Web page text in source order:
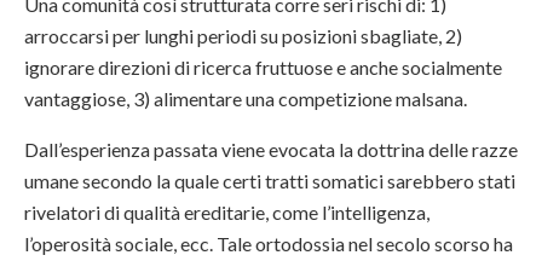
arroccarsi per lunghi periodi su posizioni sbagliate, 2)
ignorare direzioni di ricerca fruttuose e anche socialmente
vantaggiose, 3) alimentare una competizione malsana.
Dall’esperienza passata viene evocata la dottrina delle razze
umane secondo la quale certi tratti somatici sarebbero stati
rivelatori di qualità ereditarie, come l’intelligenza,
l’operosità sociale, ecc. Tale ortodossia nel secolo scorso ha